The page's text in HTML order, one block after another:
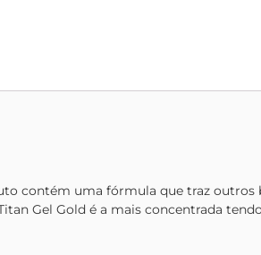
contém uma fórmula que traz outros
Gel Gold é a mais concentrada